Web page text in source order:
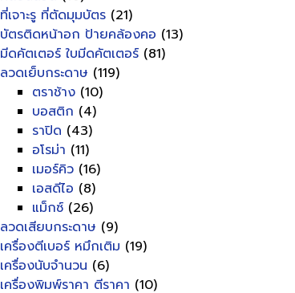
ที่เจาะรู ที่ตัดมุมบัตร (21)
บัตรติดหน้าอก ป้ายคล้องคอ (13)
มีดคัตเตอร์ ใบมีดคัตเตอร์ (81)
ลวดเย็บกระดาษ (119)
ตราช้าง (10)
บอสติก (4)
ราปิด (43)
อโรม่า (11)
เมอร์คิว (16)
เอสดีไอ (8)
แม็กซ์ (26)
ลวดเสียบกระดาษ (9)
เครื่องตีเบอร์ หมึกเติม (19)
เครื่องนับจำนวน (6)
เครื่องพิมพ์ราคา ตีราคา (10)